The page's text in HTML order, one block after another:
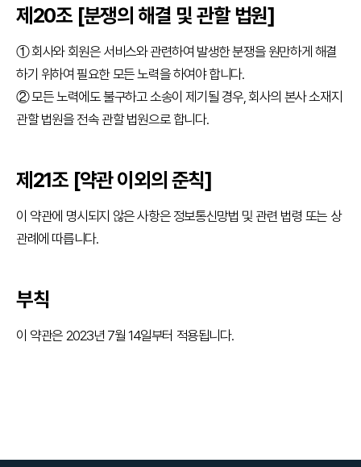
제20조 [분쟁의 해결 및 관할 법원]
① 회사와 회원은 서비스와 관련하여 발생한 분쟁을 원만하게 해결
하기 위하여 필요한 모든 노력을 하여야 합니다.
② 모든 노력에도 불구하고 소송이 제기될 경우, 회사의 본사 소재지
관할 법원을 전속 관할 법원으로 합니다.
제21조 [약관 이외의 준칙]
이 약관에 명시되지 않은 사항은 정보통신망법 및 관련 법령 또는 상
관례에 따릅니다.
부칙
이 약관은 2023년 7월 14일부터 적용됩니다.